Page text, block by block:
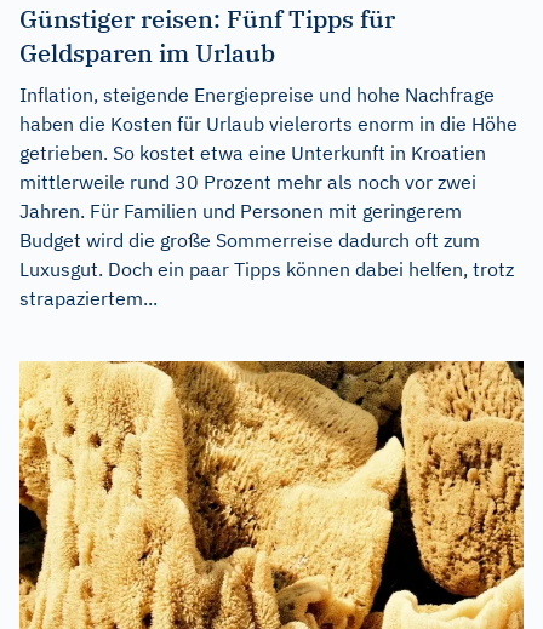
Günstiger reisen: Fünf Tipps für
Geldsparen im Urlaub
Inflation, steigende Energiepreise und hohe Nachfrage
haben die Kosten für Urlaub vielerorts enorm in die Höhe
getrieben. So kostet etwa eine Unterkunft in Kroatien
mittlerweile rund 30 Prozent mehr als noch vor zwei
Jahren. Für Familien und Personen mit geringerem
Budget wird die große Sommerreise dadurch oft zum
Luxusgut. Doch ein paar Tipps können dabei helfen, trotz
strapaziertem...